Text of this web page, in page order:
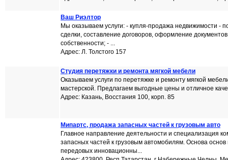
Ваш Риэлтор
Мы оказываем услуги: - купля-продажа недвижимости -
сделки, составление договоров, оформление
собственности; - ...
Адрес: Л. Толстого 157
Студия перетяжки и ремонта мягкой мебели
Оказываем услуги по перетяжке и ремонту мягкой
мастерской. Предлагаем выгодные цены и отличное
Адрес: Казань, Восстания 100, корп. 85
Мипартс, продажа запасных частей к грузовым авто
Главное направление деятельности и специализация
запасных частей к грузовым автомобилям. Основа
передовых инновационны...